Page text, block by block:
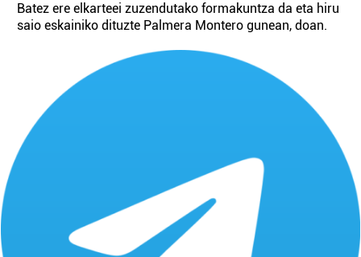
Batez ere elkarteei zuzendutako formakuntza da eta hiru
saio eskainiko dituzte Palmera Montero gunean, doan.